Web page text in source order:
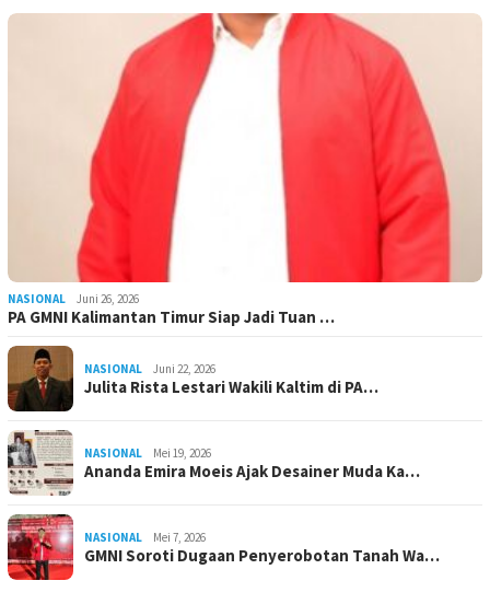
NASIONAL Juni 26, 2026
PA GMNI Kalimantan Timur Siap Jadi Tuan …
NASIONAL Juni 22, 2026
Julita Rista Lestari Wakili Kaltim di PA…
NASIONAL Mei 19, 2026
Ananda Emira Moeis Ajak Desainer Muda Ka…
NASIONAL Mei 7, 2026
GMNI Soroti Dugaan Penyerobotan Tanah Wa…